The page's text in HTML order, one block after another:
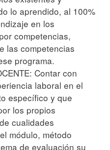
lo aprendido, al 100%
en los
competencias,
las competencias
programa.
Contar con
laboral en el
específico y que
los propios
cualidades
módulo, método
de evaluación su